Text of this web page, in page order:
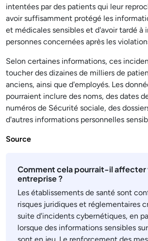
intentées par des patients qui leur
avoir suffisamment protégé les
et médicales sensibles et d'avoir tardé à
personnes concernées après les
Selon certaines informations, ces
toucher des dizaines de milliers de
anciens, ainsi que d'employés. Les
pourraient inclure des noms, des dates
numéros de Sécurité sociale, des
d'autres informations personnelles
Source
Comment cela pourrait-il affecter
entreprise ?
Les établissements de santé sont
risques juridiques et réglementaires
suite d'incidents cybernétiques, en
lorsque des informations sensibles
sont en jeu. Le renforcement des